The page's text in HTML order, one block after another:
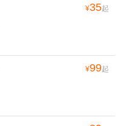
¥35起
¥99起